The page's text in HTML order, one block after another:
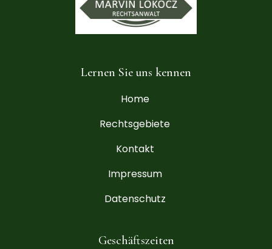
Lernen Sie uns kennen
Home
Rechtsgebiete
Kontakt
Impressum
Datenschutz
Geschäftszeiten